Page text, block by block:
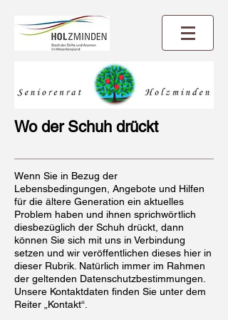
Wo der Schuh drückt
Wenn Sie in Bezug der
Lebensbedingungen, Angebote und Hilfen
für die ältere Generation ein aktuelles
Problem haben und ihnen sprichwörtlich
diesbezüglich der Schuh drückt, dann
können Sie sich mit uns in Verbindung
setzen und wir veröffentlichen dieses hier in
dieser Rubrik. Natürlich immer im Rahmen
der geltenden Datenschutzbestimmungen.
Unsere Kontaktdaten finden Sie unter dem
Reiter „Kontakt“.